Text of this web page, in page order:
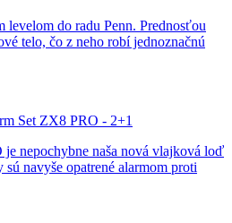
levelom do radu Penn. Prednosťou
telo, čo z neho robí jednoznačnú
Set ZX8 PRO - 2+1
nepochybne naša nová vlajková loď
navyše opatrené alarmom proti